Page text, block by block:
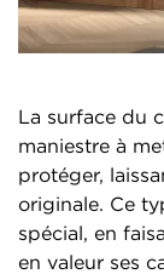
La surface du
maniestre à
protéger,
originale. Ce
spécial, en
en valeur ses